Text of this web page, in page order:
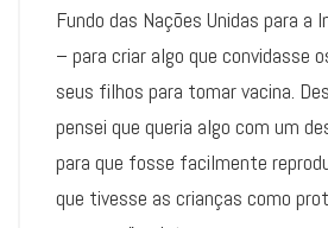
Fundo das Nações Unidas para a
– para criar algo que convidasse
seus filhos para tomar vacina.
pensei que queria algo com um
para que fosse facilmente
que tivesse as crianças como